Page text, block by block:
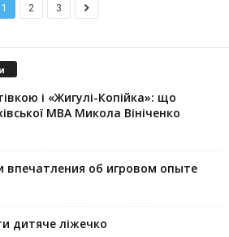
1 2 3
і «Жигулі-Копійка»: що
МВА Микола Вініченко
впечатления об игровом опыте
дитяче ліжечко